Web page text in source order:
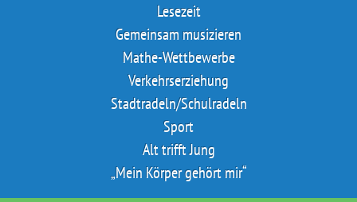
Lesezeit
Gemeinsam musizieren
Mathe-Wettbewerbe
Verkehrserziehung
Stadtradeln/Schulradeln
Sport
Alt trifft Jung
„Mein Körper gehört mir“